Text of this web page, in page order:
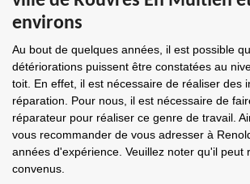
environs
Au bout de quelques années, il est possible
détériorations puissent être constatées au
toit. En effet, il est nécessaire de réaliser des
réparation. Pour nous, il est nécessaire de
réparateur pour réaliser ce genre de travail.
vous recommander de vous adresser à
années d'expérience. Veuillez noter qu'il peut
convenus.